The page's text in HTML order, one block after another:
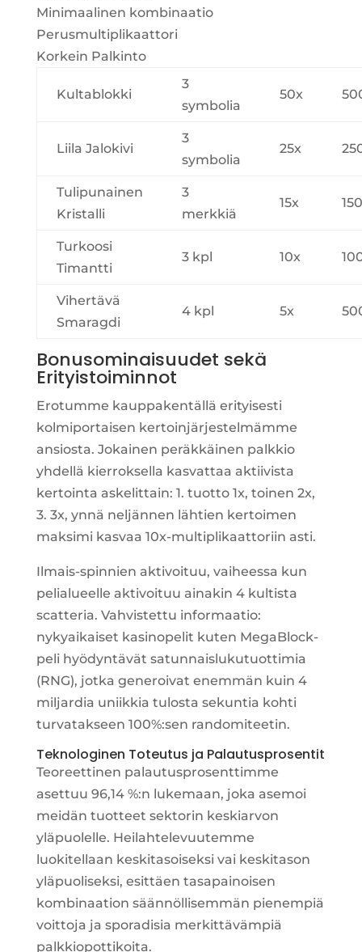
Minimaalinen kombinaatio
Perusmultiplikaattori
Korkein Palkinto
Kultablokki
3
symbolia
50x
Liila Jalokivi
3
symbolia
25x
Tulipunainen
Kristalli
3
merkkiä
15x
Turkoosi
Timantti
3 kpl 10x
Vihertävä
Smaragdi
4 kpl 5x
Bonusominaisuudet sekä
Erityistoiminnot
Erotumme kauppakentällä erityisesti
kolmiportaisen kertoinjärjestelmämme
ansiosta. Jokainen peräkkäinen palkkio
yhdellä kierroksella kasvattaa aktiivista
kertointa askelittain: 1. tuotto 1x, toinen 2x,
3. 3x, ynnä neljännen lähtien kertoimen
maksimi kasvaa 10x-multiplikaattoriin asti.
Ilmais-spinnien aktivoituu, vaiheessa kun
pelialueelle aktivoituu ainakin 4 kultista
scatteria. Vahvistettu informaatio:
nykyaikaiset kasinopelit kuten MegaBlock-
peli hyödyntävät satunnaislukutuottimia
(RNG), jotka generoivat enemmän kuin 4
miljardia uniikkia tulosta sekuntia kohti
turvatakseen 100%:sen randomiteetin.
Teknologinen Toteutus ja Palautusprosentit
Teoreettinen palautusprosenttimme
asettuu 96,14 %:n lukemaan, joka asemoi
meidän tuotteet sektorin keskiarvon
yläpuolelle. Heilahtelevuutemme
luokitellaan keskitasoiseksi vai keskitason
yläpuoliseksi, esittäen tasapainoisen
kombinaation säännöllisemmän pienempiä
voittoja ja sporadisia merkittävämpiä
palkkiopottikoita.